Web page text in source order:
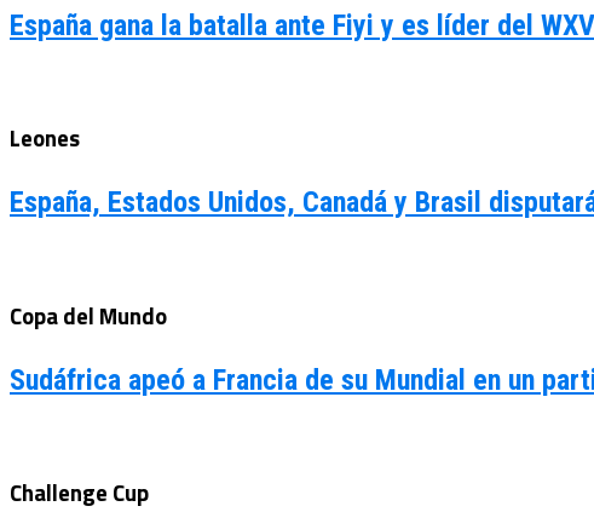
España gana la batalla ante Fiyi y es líder del
Leones
España, Estados Unidos, Canadá y Brasil
Copa del Mundo
Sudáfrica apeó a Francia de su Mundial en un
Challenge Cup